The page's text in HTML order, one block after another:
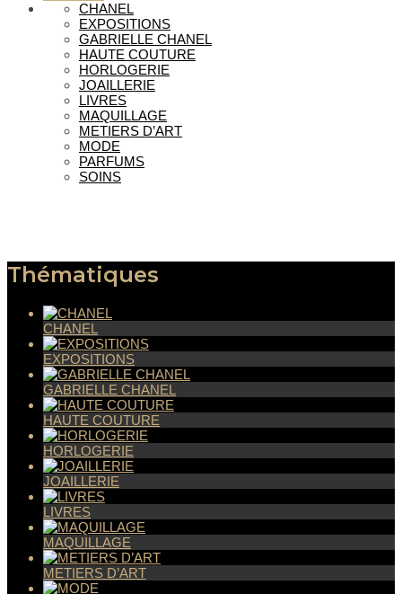
CHANEL
EXPOSITIONS
GABRIELLE CHANEL
HAUTE COUTURE
HORLOGERIE
JOAILLERIE
LIVRES
MAQUILLAGE
METIERS D’ART
MODE
PARFUMS
SOINS
Thématiques
CHANEL
EXPOSITIONS
GABRIELLE CHANEL
HAUTE COUTURE
HORLOGERIE
JOAILLERIE
LIVRES
MAQUILLAGE
METIERS D’ART